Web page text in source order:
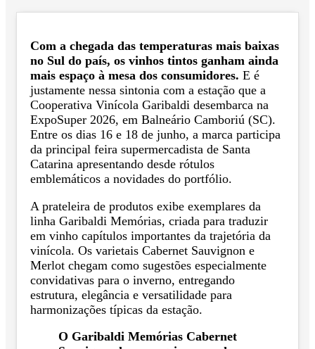
Com a chegada das temperaturas mais baixas
no Sul do país, os vinhos tintos ganham ainda
mais espaço à mesa dos consumidores. E é
justamente nessa sintonia com a estação que a
Cooperativa Vinícola Garibaldi desembarca na
ExpoSuper 2026, em Balneário Camboriú (SC).
Entre os dias 16 e 18 de junho, a marca participa
da principal feira supermercadista de Santa
Catarina apresentando desde rótulos
emblemáticos a novidades do portfólio.
A prateleira de produtos exibe exemplares da
linha Garibaldi Memórias, criada para traduzir
em vinho capítulos importantes da trajetória da
vinícola. Os varietais Cabernet Sauvignon e
Merlot chegam como sugestões especialmente
convidativas para o inverno, entregando
estrutura, elegância e versatilidade para
harmonizações típicas da estação.
O Garibaldi Memórias Cabernet